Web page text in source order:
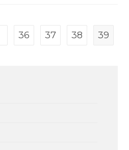
36 37 38 39